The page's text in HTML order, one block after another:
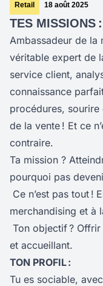
Retail 18 août 2025
TES MISSIONS :
Ambassadeur de la
véritable expert de
service client,
connaissance
procédures, sourire
de la vente ! Et ce
contraire.
Ta mission ?
pourquoi pas
Ce n’est pas tout !
merchandising et à
Ton objectif ?
et accueillant.
TON PROFIL :
Tu es sociable,